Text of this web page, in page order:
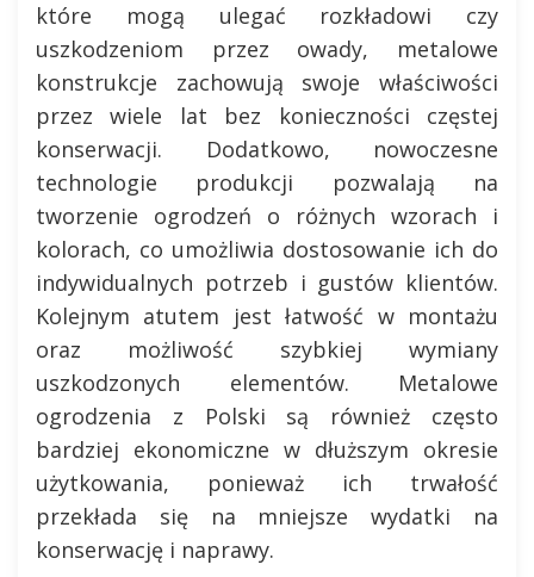
które mogą ulegać rozkładowi czy
uszkodzeniom przez owady, metalowe
konstrukcje zachowują swoje właściwości
przez wiele lat bez konieczności częstej
konserwacji. Dodatkowo, nowoczesne
technologie produkcji pozwalają na
tworzenie ogrodzeń o różnych wzorach i
kolorach, co umożliwia dostosowanie ich do
indywidualnych potrzeb i gustów klientów.
Kolejnym atutem jest łatwość w montażu
oraz możliwość szybkiej wymiany
uszkodzonych elementów. Metalowe
ogrodzenia z Polski są również często
bardziej ekonomiczne w dłuższym okresie
użytkowania, ponieważ ich trwałość
przekłada się na mniejsze wydatki na
konserwację i naprawy.